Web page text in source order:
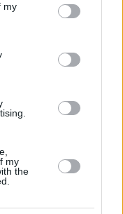
my
my
the
bude Prima sport k
televizi, ©